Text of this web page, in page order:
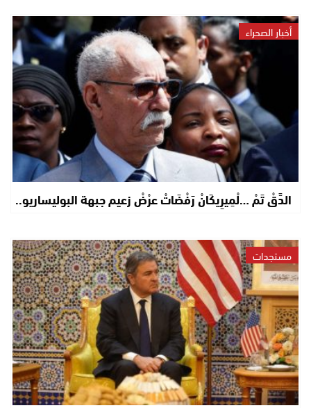
أخبار الصحراء
الدَّقْ تَمْ …لْمِيرِيكَانْ رَفْضَاتْ عرْضْ زعيم جبهة البوليساريو..
مستجدات